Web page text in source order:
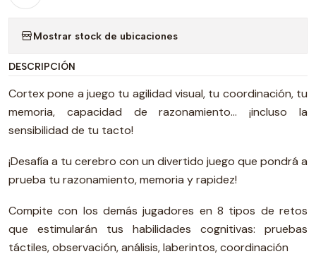
Mostrar stock de ubicaciones
DESCRIPCIÓN
Cortex pone a juego tu agilidad visual, tu coordinación, tu
memoria, capacidad de razonamiento... ¡incluso la
sensibilidad de tu tacto!
¡Desafía a tu cerebro con un divertido juego que pondrá a
prueba tu razonamiento, memoria y rapidez!
Compite con los demás jugadores en 8 tipos de retos
que estimularán tus habilidades cognitivas: pruebas
táctiles, observación, análisis, laberintos, coordinación